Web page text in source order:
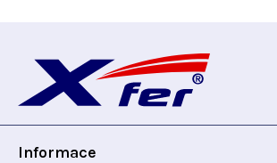
p
Informace